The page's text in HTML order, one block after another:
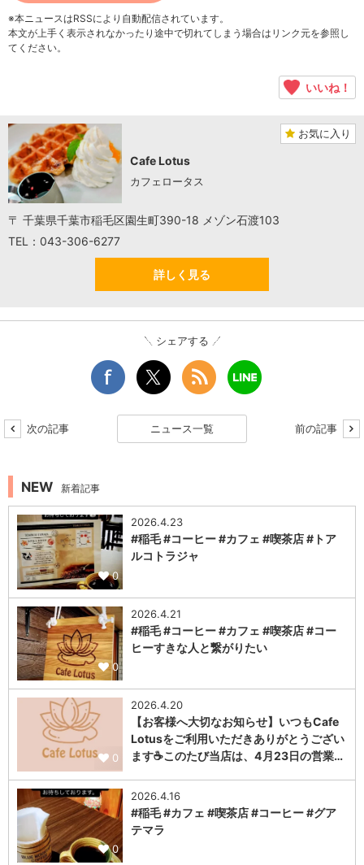
※本ニュースはRSSにより自動配信されています。
本文が上手く表示されなかったり途中で切れてしまう場合はリンク元を参照し
てください。
いいね！
お気に入り
Cafe Lotus
カフェロータス
〒 千葉県千葉市稲毛区園生町390-18 メゾン石渡103
TEL：043-306-6277
詳しく見る
シェアする
次の記事 ニュース一覧 前の記事
NEW 新着記事
0
2026.4.23
#稲毛 #コーヒー #カフェ #喫茶店 #トア
ルコトラジャ
0
2026.4.21
#稲毛 #コーヒー #カフェ #喫茶店 #コー
ヒーすきな人と繋がりたい
0
2026.4.20
【お客様へ大切なお知らせ】いつもCafe
Lotusをご利用いただきありがとうござい
ます☕このたび当店は、4月23日の営業…
0
2026.4.16
#稲毛 #カフェ #喫茶店 #コーヒー #グア
テマラ